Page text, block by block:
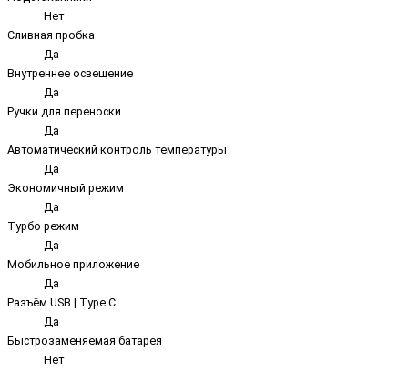
Нет
Сливная пробка
Да
Внутреннее освещение
Да
Ручки для переноски
Да
Автоматический контроль температуры
Да
Экономичный режим
Да
Турбо режим
Да
Мобильное приложение
Да
Разъём USB | Type C
Да
Быстрозаменяемая батарея
Нет